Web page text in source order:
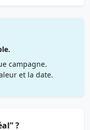
campagne.
et la date.
?